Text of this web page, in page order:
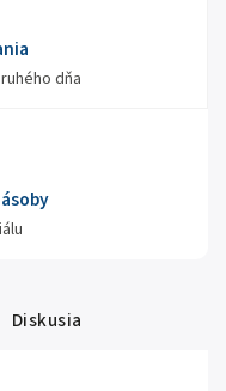
dňa
Diskusia